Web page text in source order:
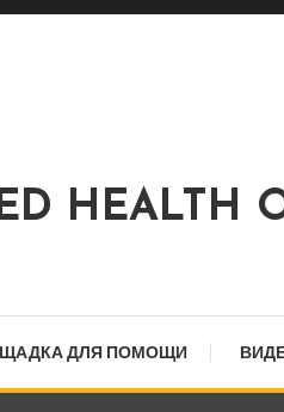
HEALTH
ДЛЯ ПОМОЩИ